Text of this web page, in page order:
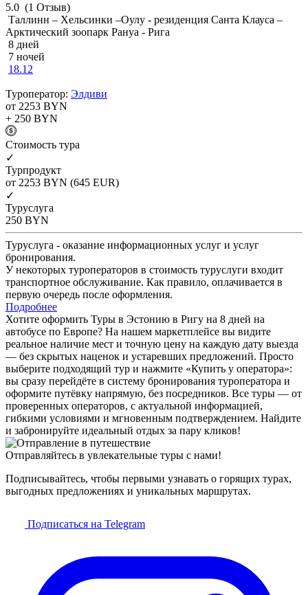
5.0 (1 Отзыв)
Таллинн – Хельсинки –Оулу - резиденция Санта Клауса –
Арктический зоопарк Рануа - Рига
8 дней
7 ночей
18.12
Туроператор: Элдиви
от 2253 BYN
+ 250 BYN
Cтоимость тура
✓
Турпродукт
от 2253 BYN (645 EUR)
✓
Туруслуга
250 BYN
Туруслуга - оказание информационных услуг и услуг
бронирования.
У некоторых туроператоров в стоимость туруслуги входит
транспортное обслуживание. Как правило, оплачивается в
первую очередь после оформления.
Подробнее
Хотите оформить Туры в Эстонию в Ригу на 8 дней на
автобусе по Европе? На нашем маркетплейсе вы видите
реальное наличие мест и точную цену на каждую дату выезда
— без скрытых наценок и устаревших предложений. Просто
выберите подходящий тур и нажмите «Купить у оператора»:
вы сразу перейдёте в систему бронирования туроператора и
оформите путёвку напрямую, без посредников. Все туры — от
проверенных операторов, с актуальной информацией,
гибкими условиями и мгновенным подтверждением. Найдите
и забронируйте идеальный отдых за пару кликов!
Отправляйтесь в увлекательные туры с нами!
Подписывайтесь, чтобы первыми узнавать о горящих турах,
выгодных предложениях и уникальных маршрутах.
Подписаться на Telegram